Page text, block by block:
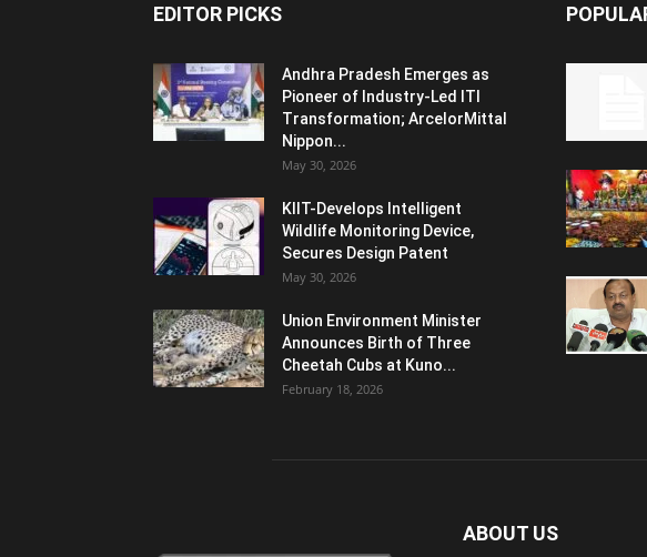
EDITOR PICKS
Andhra Pradesh Emerges as
Pioneer of Industry-Led ITI
Transformation; ArcelorMittal
Nippon...
May 30, 2026
KIIT-Develops Intelligent
Wildlife Monitoring Device,
Secures Design Patent
May 30, 2026
Union Environment Minister
Announces Birth of Three
Cheetah Cubs at Kuno...
February 18, 2026
ABOUT US